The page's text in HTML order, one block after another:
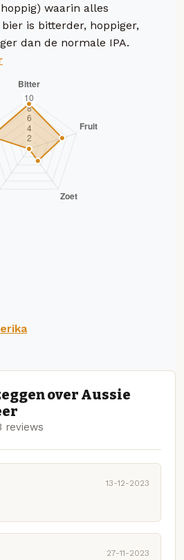
waarin alles
is bitterder, hoppiger,
dan de normale IPA.
over Aussie
reviews
13-12-2023
27-11-2023